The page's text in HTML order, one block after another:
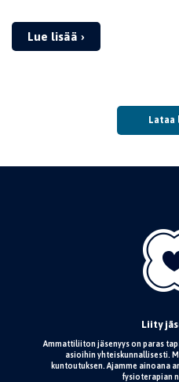
Lue lisää ›
Lataa
Liity
Ammattiliiton jäsenyys on paras
asioihin yhteiskunnallisesti.
kuntoutuksen. Ajamme ainoana
fysioterapian